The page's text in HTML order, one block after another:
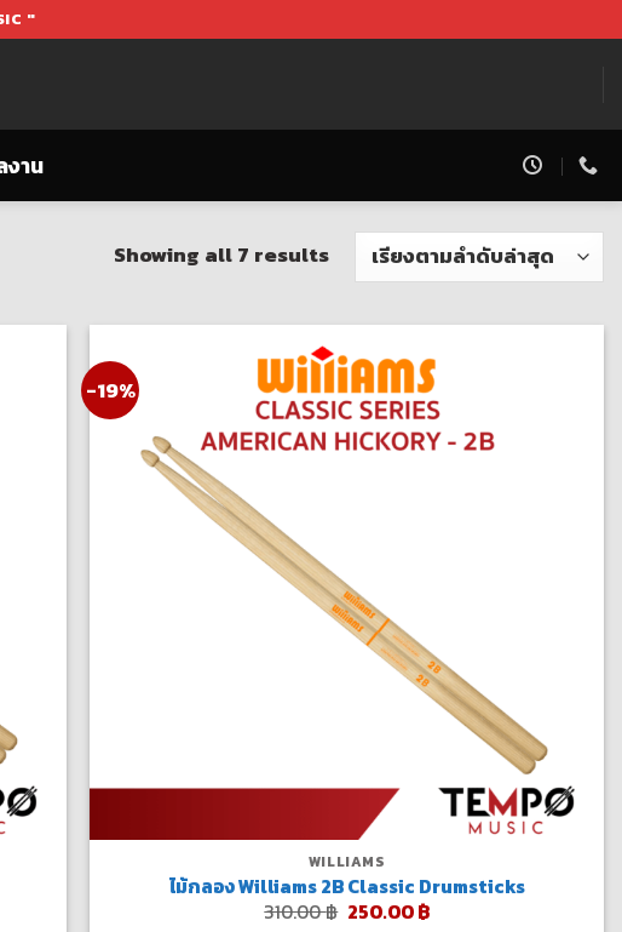
"
งาน
Showing all 7 results
-19%
WILLIAMS
ไม้กลอง Williams 2B Classic Drumsticks
310.00฿ Original
250.00฿Current